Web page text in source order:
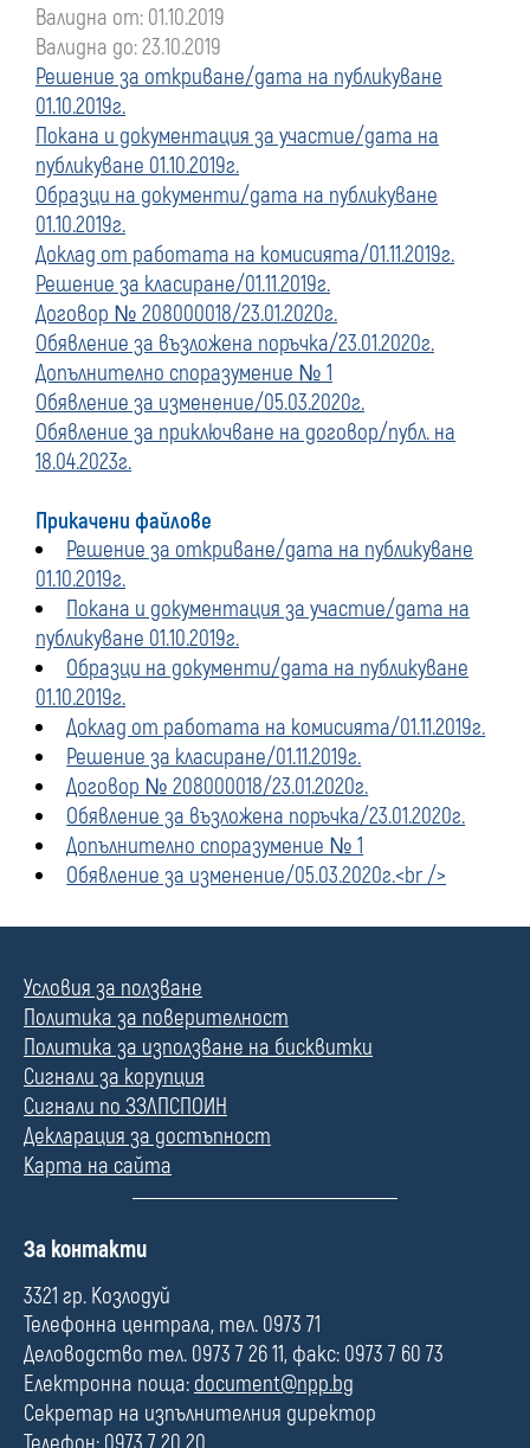
2020
г.
Валидна от: 01.10.2019
Валидна до: 23.10.2019
Решение за откриване/дата на публикуване
01.10.2019г.
Покана и документация за участие/дата на
публикуване 01.10.2019г.
Образци на документи/дата на публикуване
01.10.2019г.
Доклад от работата на комисията/01.11.2019г.
Решение за класиране/01.11.2019г.
Договор № 208000018/23.01.2020г.
Обявление за възложена поръчка/23.01.2020г.
Допълнително споразумение № 1
Обявление за изменение/05.03.2020г.
Обявление за приключване на договор/публ. на
18.04.2023г.
Прикачени файлове
Решение за откриване/дата на публикуване
01.10.2019г.
Покана и документация за участие/дата на
публикуване 01.10.2019г.
Образци на документи/дата на публикуване
01.10.2019г.
Доклад от работата на комисията/01.11.2019г.
Решение за класиране/01.11.2019г.
Договор № 208000018/23.01.2020г.
Обявление за възложена поръчка/23.01.2020г.
Допълнително споразумение № 1
Обявление за изменение/05.03.2020г.<br />
Условия за ползване
Политика за поверителност
Политика за използване на бисквитки
Сигнали за корупция
Сигнали по ЗЗЛПСПОИН
Декларация за достъпност
Карта на сайта
П
л
е
За контакти
3321 гр. Козлодуй
Телефонна централа, тел. 0973 71
Деловодство тел. 0973 7 26 11, факс: 0973 7 60 73
Електронна поща: document@npp.bg
Секретар на изпълнителния директор